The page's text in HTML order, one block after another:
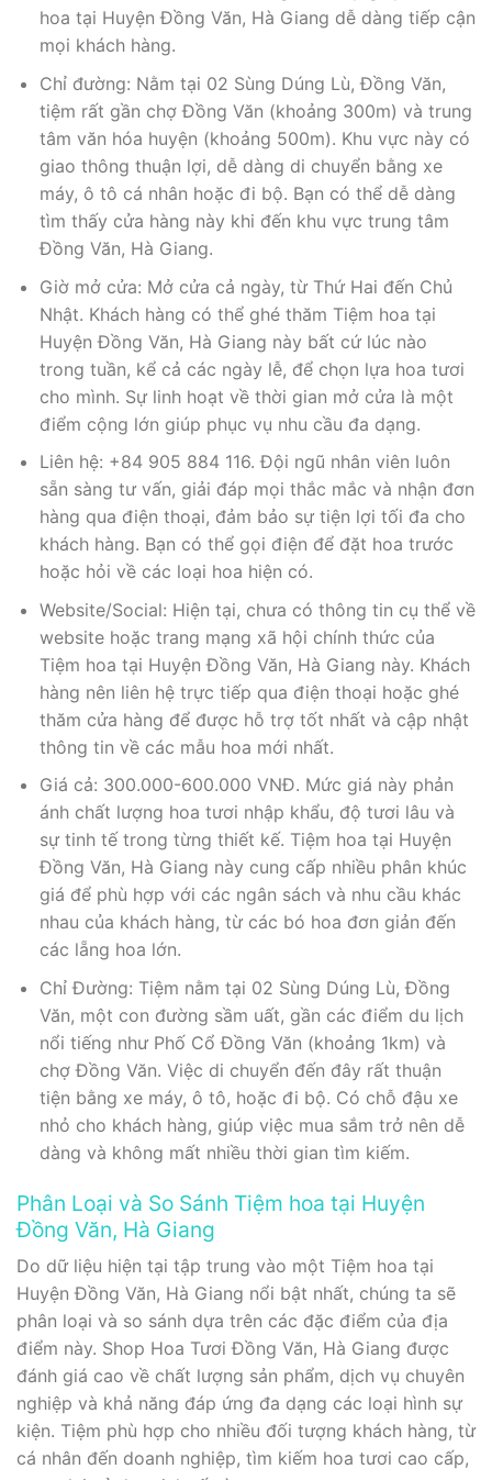
hoa tại Huyện Đồng Văn, Hà Giang dễ dàng tiếp cận
mọi khách hàng.
Chỉ đường: Nằm tại 02 Sùng Dúng Lù, Đồng Văn,
tiệm rất gần chợ Đồng Văn (khoảng 300m) và trung
tâm văn hóa huyện (khoảng 500m). Khu vực này có
giao thông thuận lợi, dễ dàng di chuyển bằng xe
máy, ô tô cá nhân hoặc đi bộ. Bạn có thể dễ dàng
tìm thấy cửa hàng này khi đến khu vực trung tâm
Đồng Văn, Hà Giang.
Giờ mở cửa: Mở cửa cả ngày, từ Thứ Hai đến Chủ
Nhật. Khách hàng có thể ghé thăm Tiệm hoa tại
Huyện Đồng Văn, Hà Giang này bất cứ lúc nào
trong tuần, kể cả các ngày lễ, để chọn lựa hoa tươi
cho mình. Sự linh hoạt về thời gian mở cửa là một
điểm cộng lớn giúp phục vụ nhu cầu đa dạng.
Liên hệ: +84 905 884 116. Đội ngũ nhân viên luôn
sẵn sàng tư vấn, giải đáp mọi thắc mắc và nhận đơn
hàng qua điện thoại, đảm bảo sự tiện lợi tối đa cho
khách hàng. Bạn có thể gọi điện để đặt hoa trước
hoặc hỏi về các loại hoa hiện có.
Website/Social: Hiện tại, chưa có thông tin cụ thể về
website hoặc trang mạng xã hội chính thức của
Tiệm hoa tại Huyện Đồng Văn, Hà Giang này. Khách
hàng nên liên hệ trực tiếp qua điện thoại hoặc ghé
thăm cửa hàng để được hỗ trợ tốt nhất và cập nhật
thông tin về các mẫu hoa mới nhất.
Giá cả: 300.000-600.000 VNĐ. Mức giá này phản
ánh chất lượng hoa tươi nhập khẩu, độ tươi lâu và
sự tinh tế trong từng thiết kế. Tiệm hoa tại Huyện
Đồng Văn, Hà Giang này cung cấp nhiều phân khúc
giá để phù hợp với các ngân sách và nhu cầu khác
nhau của khách hàng, từ các bó hoa đơn giản đến
các lẵng hoa lớn.
Chỉ Đường: Tiệm nằm tại 02 Sùng Dúng Lù, Đồng
Văn, một con đường sầm uất, gần các điểm du lịch
nổi tiếng như Phố Cổ Đồng Văn (khoảng 1km) và
chợ Đồng Văn. Việc di chuyển đến đây rất thuận
tiện bằng xe máy, ô tô, hoặc đi bộ. Có chỗ đậu xe
nhỏ cho khách hàng, giúp việc mua sắm trở nên dễ
dàng và không mất nhiều thời gian tìm kiếm.
Phân Loại và So Sánh Tiệm hoa tại Huyện
Đồng Văn, Hà Giang
Do dữ liệu hiện tại tập trung vào một Tiệm hoa tại
Huyện Đồng Văn, Hà Giang nổi bật nhất, chúng ta sẽ
phân loại và so sánh dựa trên các đặc điểm của địa
điểm này. Shop Hoa Tươi Đồng Văn, Hà Giang được
đánh giá cao về chất lượng sản phẩm, dịch vụ chuyên
nghiệp và khả năng đáp ứng đa dạng các loại hình sự
kiện. Tiệm phù hợp cho nhiều đối tượng khách hàng, từ
cá nhân đến doanh nghiệp, tìm kiếm hoa tươi cao cấp,